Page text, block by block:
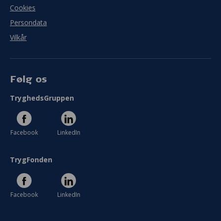
Cookies
Persondata
Vilkår
Følg os
TryghedsGruppen
Facebook LinkedIn
TrygFonden
Facebook LinkedIn